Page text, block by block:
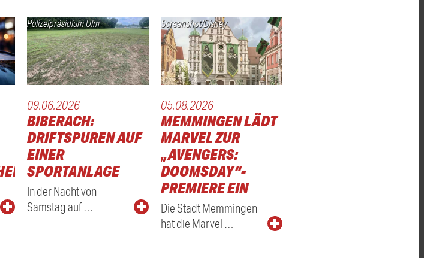
Polizeipräsidium Ulm
09.06.2026
BIBERACH:
DRIFTSPUREN AUF
EINER
SPORTANLAGE
In der Nacht von
Samstag auf …
Screenshot/Disney
05.08.2026
MEMMINGEN LÄDT
MARVEL ZUR
„AVENGERS:
DOOMSDAY“-
PREMIERE EIN
Die Stadt Memmingen
hat die Marvel …